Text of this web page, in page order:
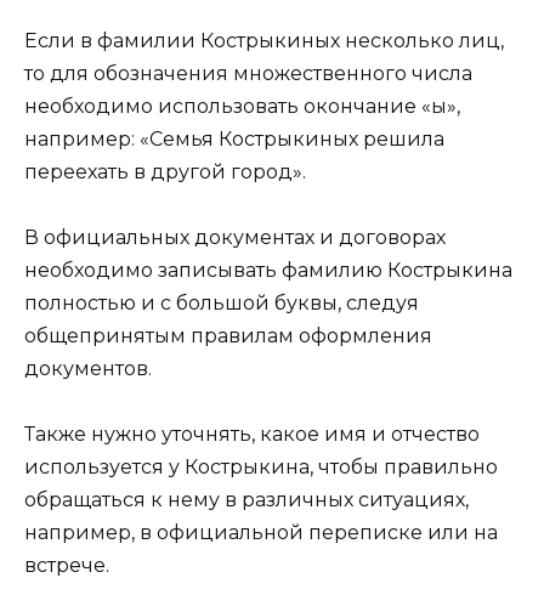
Если в фамилии Кострыкиных несколько лиц,
то для обозначения множественного числа
необходимо использовать окончание «ы»,
например: «Семья Кострыкиных решила
переехать в другой город».
В официальных документах и договорах
необходимо записывать фамилию Кострыкина
полностью и с большой буквы, следуя
общепринятым правилам оформления
документов.
Также нужно уточнять, какое имя и отчество
используется у Кострыкина, чтобы правильно
обращаться к нему в различных ситуациях,
например, в официальной переписке или на
встрече.